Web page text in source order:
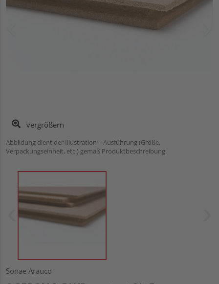
vergrößern
Abbildung dient der Illustration – Ausführung (Größe,
Verpackungseinheit, etc.) gemäß Produktbeschreibung.
Sonae Arauco